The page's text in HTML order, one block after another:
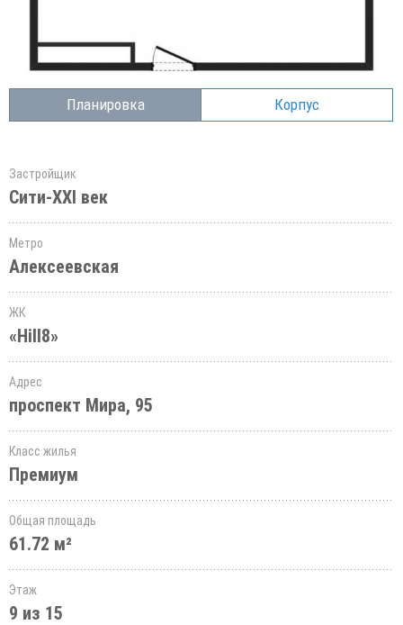
Планировка Корпус
Застройщик
Сити-XXI век
Метро
Алексеевская
ЖК
«Hill8»
Адрес
проспект Мира, 95
Класс жилья
Премиум
Общая площадь
61.72 м²
Этаж
9 из 15